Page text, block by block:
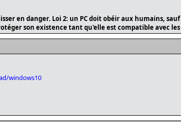
en danger. Loi 2: un PC doit obéir aux humains,
son existence tant qu'elle est compatible avec les
windows10